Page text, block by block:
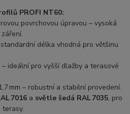
PROFI NT60:
povrchovou úpravou – vysoká
standardní délka vhodná pro většinu
– ideální pro vyšší dlažby a terasové
mm – robustní a stabilní provedení.
7016 a světle šedá RAL 7035, pro